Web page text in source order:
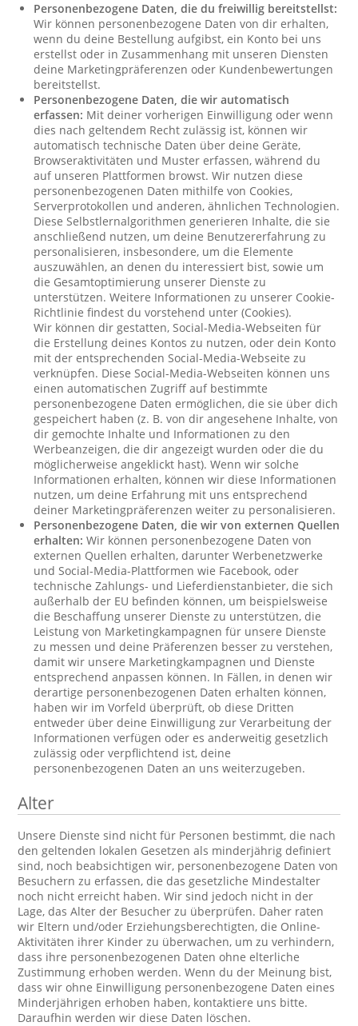
Personenbezogene Daten, die du freiwillig bereitstellst:
Wir können personenbezogene Daten von dir erhalten,
wenn du deine Bestellung aufgibst, ein Konto bei uns
erstellst oder in Zusammenhang mit unseren Diensten
deine Marketingpräferenzen oder Kundenbewertungen
bereitstellst.
Personenbezogene Daten, die wir automatisch
erfassen: Mit deiner vorherigen Einwilligung oder wenn
dies nach geltendem Recht zulässig ist, können wir
automatisch technische Daten über deine Geräte,
Browseraktivitäten und Muster erfassen, während du
auf unseren Plattformen browst. Wir nutzen diese
personenbezogenen Daten mithilfe von Cookies,
Serverprotokollen und anderen, ähnlichen Technologien.
Diese Selbstlernalgorithmen generieren Inhalte, die sie
anschließend nutzen, um deine Benutzererfahrung zu
personalisieren, insbesondere, um die Elemente
auszuwählen, an denen du interessiert bist, sowie um
die Gesamtoptimierung unserer Dienste zu
unterstützen. Weitere Informationen zu unserer Cookie-
Richtlinie findest du vorstehend unter (Cookies).
Wir können dir gestatten, Social-Media-Webseiten für
die Erstellung deines Kontos zu nutzen, oder dein Konto
mit der entsprechenden Social-Media-Webseite zu
verknüpfen. Diese Social-Media-Webseiten können uns
einen automatischen Zugriff auf bestimmte
personenbezogene Daten ermöglichen, die sie über dich
gespeichert haben (z. B. von dir angesehene Inhalte, von
dir gemochte Inhalte und Informationen zu den
Werbeanzeigen, die dir angezeigt wurden oder die du
möglicherweise angeklickt hast). Wenn wir solche
Informationen erhalten, können wir diese Informationen
nutzen, um deine Erfahrung mit uns entsprechend
deiner Marketingpräferenzen weiter zu personalisieren.
Personenbezogene Daten, die wir von externen Quellen
erhalten: Wir können personenbezogene Daten von
externen Quellen erhalten, darunter Werbenetzwerke
und Social-Media-Plattformen wie Facebook, oder
technische Zahlungs- und Lieferdienstanbieter, die sich
außerhalb der EU befinden können, um beispielsweise
die Beschaffung unserer Dienste zu unterstützen, die
Leistung von Marketingkampagnen für unsere Dienste
zu messen und deine Präferenzen besser zu verstehen,
damit wir unsere Marketingkampagnen und Dienste
entsprechend anpassen können. In Fällen, in denen wir
derartige personenbezogenen Daten erhalten können,
haben wir im Vorfeld überprüft, ob diese Dritten
entweder über deine Einwilligung zur Verarbeitung der
Informationen verfügen oder es anderweitig gesetzlich
zulässig oder verpflichtend ist, deine
personenbezogenen Daten an uns weiterzugeben.
Alter
Unsere Dienste sind nicht für Personen bestimmt, die nach
den geltenden lokalen Gesetzen als minderjährig definiert
sind, noch beabsichtigen wir, personenbezogene Daten von
Besuchern zu erfassen, die das gesetzliche Mindestalter
noch nicht erreicht haben. Wir sind jedoch nicht in der
Lage, das Alter der Besucher zu überprüfen. Daher raten
wir Eltern und/oder Erziehungsberechtigten, die Online-
Aktivitäten ihrer Kinder zu überwachen, um zu verhindern,
dass ihre personenbezogenen Daten ohne elterliche
Zustimmung erhoben werden. Wenn du der Meinung bist,
dass wir ohne Einwilligung personenbezogene Daten eines
Minderjährigen erhoben haben, kontaktiere uns bitte.
Daraufhin werden wir diese Daten löschen.